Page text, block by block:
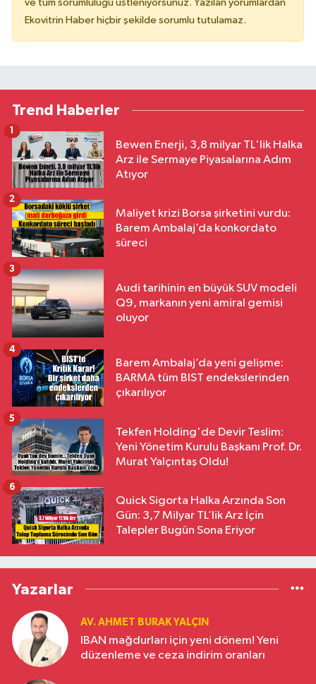
ve tüm sorumluluğu üstleniyorsunuz. Yazılan yorumlardan
Ekovitrin Haber hiçbir şekilde sorumlu tutulamaz.
Trend Haberler
Bewen Enerji, 3,8 milyar TL'lik Halka
Arz ile Sermaye Piyasalarına Adım
Atıyor
1
Maliyet krizi Borsa şirketini vurdu:
Barem Ambalaj’da konkordato
süreci
2
Audi tarihinin en büyük SUV modeli
Q9, markanın yeni amiral gemisi
oluyor
3
Barem Ambalaj’da yeni gelişme:
BARMA tüm BIST endekslerinden
çıkarılıyor
4
Tekfen Holding'de Devir Teslim:
Yeni Yönetim Kurulu Başkanı Prof. Dr.
Murat Yalçıntaş Oldu!
5
Quick Sigorta Halka Arzında Son
Gün: 3,7 Milyar TL’lik Arz İçin
Talepler Bugün Sona Eriyor
6
Yazarlar
AV. AHMET BURAK YALÇIN
IBAN mağdurları için yeni dönem! Yeni
düzenleme ve ceza indirim oranları